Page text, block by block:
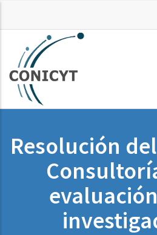
principal
Resolución